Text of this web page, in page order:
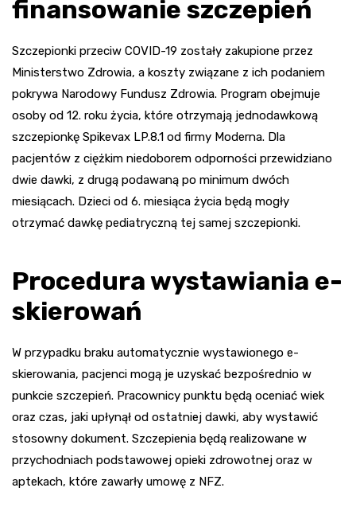
finansowanie szczepień
Szczepionki przeciw COVID-19 zostały zakupione przez
Ministerstwo Zdrowia, a koszty związane z ich podaniem
pokrywa Narodowy Fundusz Zdrowia. Program obejmuje
osoby od 12. roku życia, które otrzymają jednodawkową
szczepionkę Spikevax LP.8.1 od firmy Moderna. Dla
pacjentów z ciężkim niedoborem odporności przewidziano
dwie dawki, z drugą podawaną po minimum dwóch
miesiącach. Dzieci od 6. miesiąca życia będą mogły
otrzymać dawkę pediatryczną tej samej szczepionki.
Procedura wystawiania e-
skierowań
W przypadku braku automatycznie wystawionego e-
skierowania, pacjenci mogą je uzyskać bezpośrednio w
punkcie szczepień. Pracownicy punktu będą oceniać wiek
oraz czas, jaki upłynął od ostatniej dawki, aby wystawić
stosowny dokument. Szczepienia będą realizowane w
przychodniach podstawowej opieki zdrowotnej oraz w
aptekach, które zawarły umowę z NFZ.